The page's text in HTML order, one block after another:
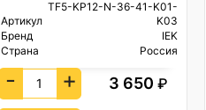
Артикул
TF5-KP12-N-36-41-K01-
K03
Бренд
IEK
Страна
Россия
- + 3 650 ₽